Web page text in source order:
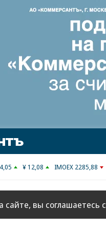
¥ 12,08 IMOEX 2285,88
сайте, вы соглашаетесь с